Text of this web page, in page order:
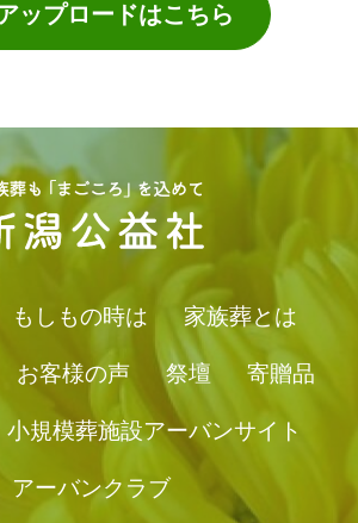
ップロードはこちら
もしもの時は 家族葬とは
お客様の声 祭壇 寄贈品
小規模葬施設アーバンサイト
アーバンクラブ